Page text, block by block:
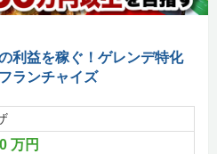
利益を稼ぐ！ゲレンデ特化
ランチャイズ
万円